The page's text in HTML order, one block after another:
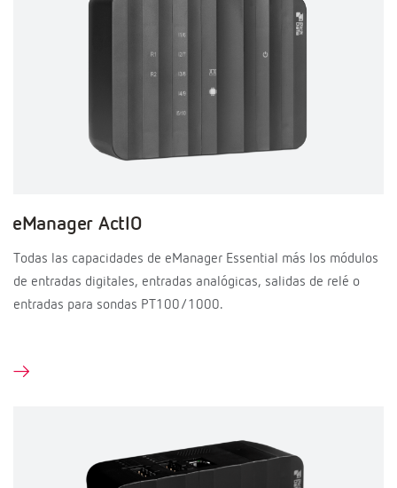
eManager ActIO
Todas las capacidades de eManager Essential más los módulos
de entradas digitales, entradas analógicas, salidas de relé o
entradas para sondas PT100/1000.